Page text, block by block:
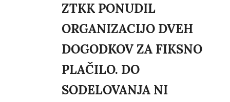
ZTKK PONUDIL
ORGANIZACIJO DVEH
DOGODKOV ZA FIKSNO
PLAČILO. DO
SODELOVANJA NI